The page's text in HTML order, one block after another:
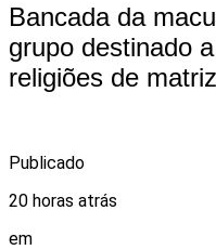
Bancada da
grupo destinado
religiões de
Publicado
20 horas atrás
em